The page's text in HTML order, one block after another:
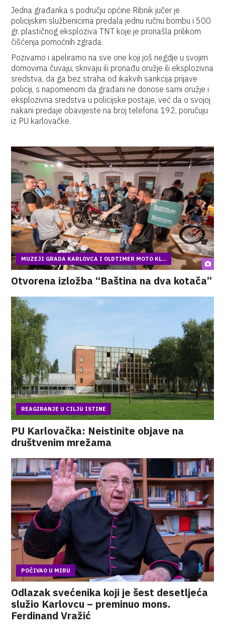
Jedna građanka s području općine Ribnik jučer je
policijskim službenicima predala jednu ručnu bombu i 500
gr. plastičnog eksploziva TNT koje je pronašla prilikom
čišćenja pomoćnih zgrada.
Pozivamo i apeliramo na sve one koji još negdje u svojim
domovima čuvaju, skrivaju ili pronađu oružje ili eksplozivna
sredstva, da ga bez straha od ikakvih sankcija prijave
policiji, s napomenom da građani ne donose sami oružje i
eksplozivna sredstva u policijske postaje, već da o svojoj
nakani predaje obavijeste na broj telefona 192, poručuju
iz PU karlovačke.
MUZEJI GRADA KARLOVCA I OLDTIMER MOTO KL...
Otvorena izložba “Baština na dva kotača”
REAGIRANJE U CILJU ISTINE
PU Karlovačka: Neistinite objave na
društvenim mrežama
POČIVAO U MIRU
Odlazak svećenika koji je šest desetljeća
služio Karlovcu – preminuo mons.
Ferdinand Vražić